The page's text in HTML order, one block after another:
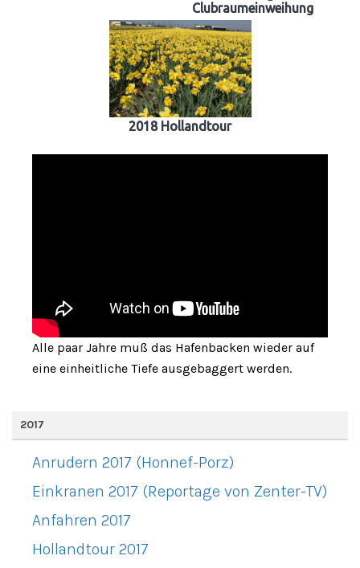
Clubraumeinweihung
2018 Hollandtour
Alle paar Jahre muß das Hafenbacken wieder auf
eine einheitliche Tiefe ausgebaggert werden.
2017
Anrudern 2017 (Honnef-Porz)
Einkranen 2017 (Reportage von Zenter-TV)
Anfahren 2017
Hollandtour 2017